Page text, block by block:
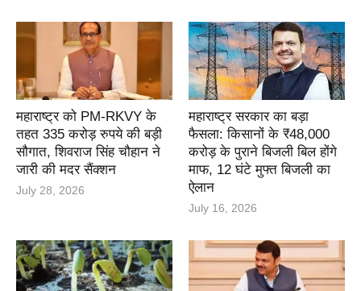
महाराष्ट्र को PM-RKVY के
तहत 335 करोड़ रुपये की बड़ी
सौगात, शिवराज सिंह चौहान ने
जारी की मदर सैंक्शन
July 28, 2026
महाराष्ट्र सरकार का बड़ा
फैसला: किसानों के ₹48,000
करोड़ के पुराने बिजली बिल होंगे
माफ, 12 घंटे मुफ्त बिजली का
ऐलान
July 16, 2026